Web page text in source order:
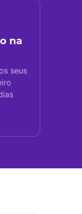
na
seus